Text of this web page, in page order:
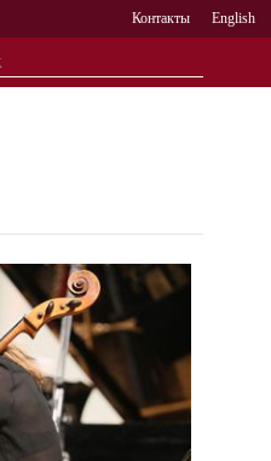
Контакты English